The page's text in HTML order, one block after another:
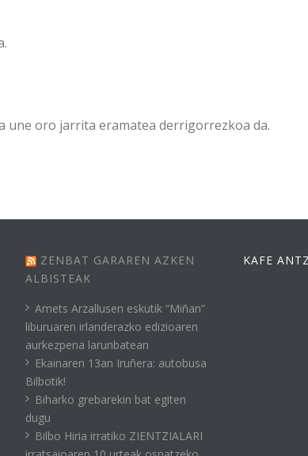
une oro jarrita eramatea derrigorrezkoa da.
ZENBAT GARAREN AZKEN
ALBISTEAK
Amets Arzallusen eskutik “Miñan”
liburuaren irlanderazko edizioaren
aurkezpena larunbatean
Ekainaren 13an Iruñera: autobusa
Bilbotik!
Biharko grebarekin bat egiten
dugu
Bilbo Hiria irratiko ZIENTZIALARI
KAFE